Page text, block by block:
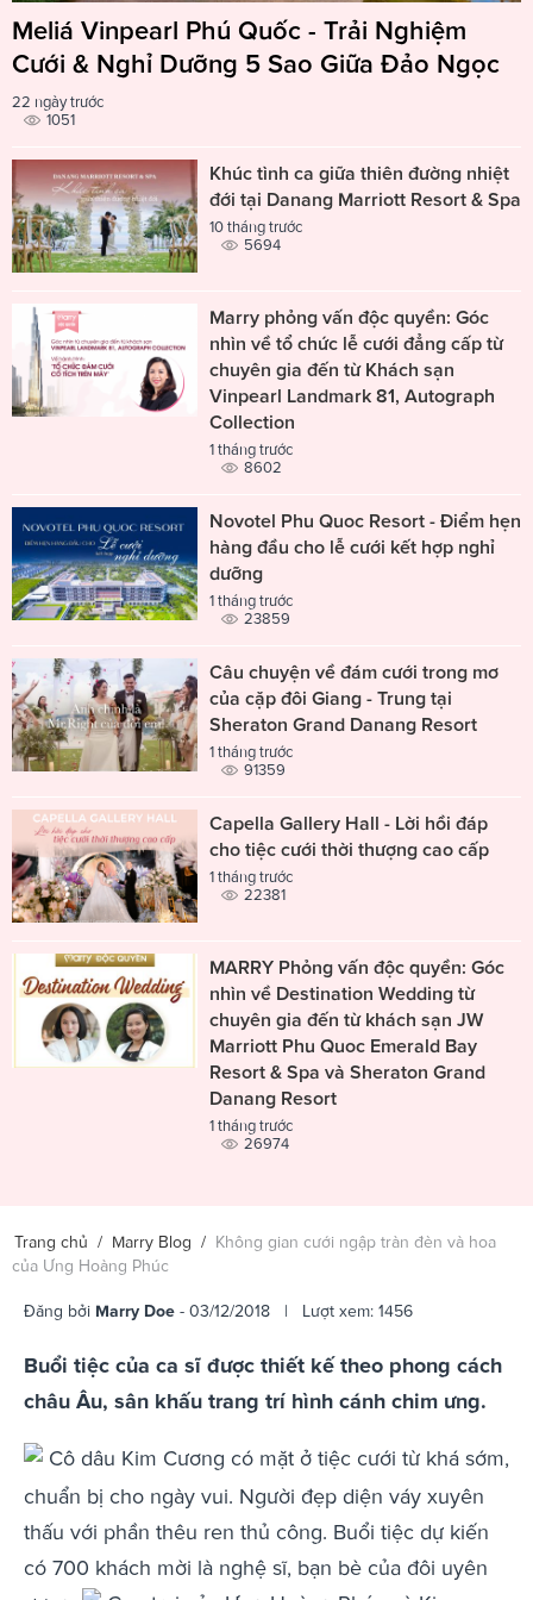
Meliá Vinpearl Phú Quốc - Trải Nghiệm
Cưới & Nghỉ Dưỡng 5 Sao Giữa Đảo Ngọc
22 ngày trước
1051
Khúc tình ca giữa thiên đường nhiệt
đới tại Danang Marriott Resort & Spa
10 tháng trước
5694
Marry phỏng vấn độc quyền: Góc
nhìn về tổ chức lễ cưới đẳng cấp từ
chuyên gia đến từ Khách sạn
Vinpearl Landmark 81, Autograph
Collection
1 tháng trước
8602
Novotel Phu Quoc Resort - Điểm hẹn
hàng đầu cho lễ cưới kết hợp nghỉ
dưỡng
1 tháng trước
23859
Câu chuyện về đám cưới trong mơ
của cặp đôi Giang - Trung tại
Sheraton Grand Danang Resort
1 tháng trước
91359
Capella Gallery Hall - Lời hồi đáp
cho tiệc cưới thời thượng cao cấp
1 tháng trước
22381
MARRY Phỏng vấn độc quyền: Góc
nhìn về Destination Wedding từ
chuyên gia đến từ khách sạn JW
Marriott Phu Quoc Emerald Bay
Resort & Spa và Sheraton Grand
Danang Resort
1 tháng trước
26974
Trang chủ / Marry Blog / Không gian cưới ngập tràn đèn và hoa
của Ưng Hoàng Phúc
Đăng bởi Marry Doe - 03/12/2018 | Lượt xem: 1456
Buổi tiệc của ca sĩ được thiết kế theo phong cách
châu Âu, sân khấu trang trí hình cánh chim ưng.
Cô dâu Kim Cương có mặt ở tiệc cưới từ khá sớm,
chuẩn bị cho ngày vui. Người đẹp diện váy xuyên
thấu với phần thêu ren thủ công. Buổi tiệc dự kiến
có 700 khách mời là nghệ sĩ, bạn bè của đôi uyên